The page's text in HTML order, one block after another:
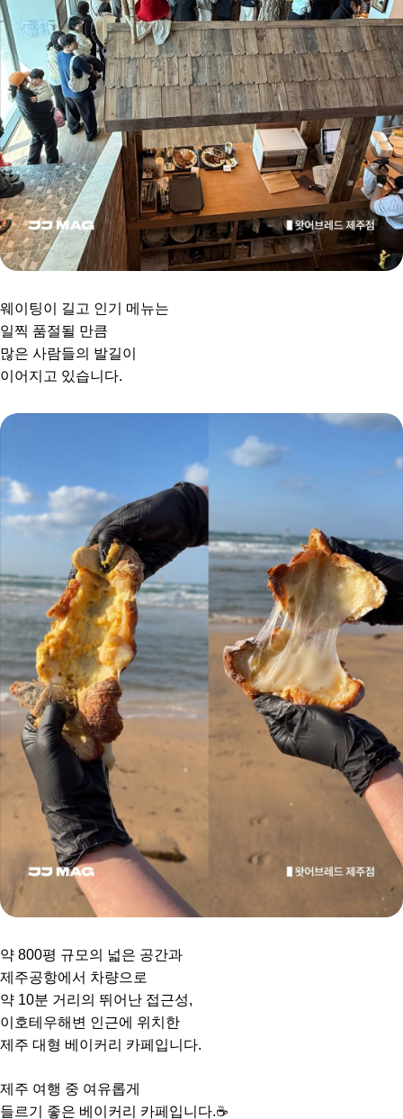
웨이팅이 길고 인기 메뉴는
일찍 품절될 만큼
많은 사람들의 발길이
이어지고 있습니다.
약 800평 규모의 넓은 공간과
제주공항에서 차량으로
약 10분 거리의 뛰어난 접근성,
이호테우해변 인근에 위치한
제주 대형 베이커리 카페입니다.
제주 여행 중 여유롭게
들르기 좋은 베이커리 카페입니다.☕️